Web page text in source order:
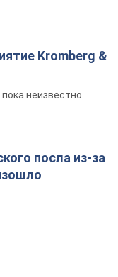
Kromberg &
неизвестно
посла из-за